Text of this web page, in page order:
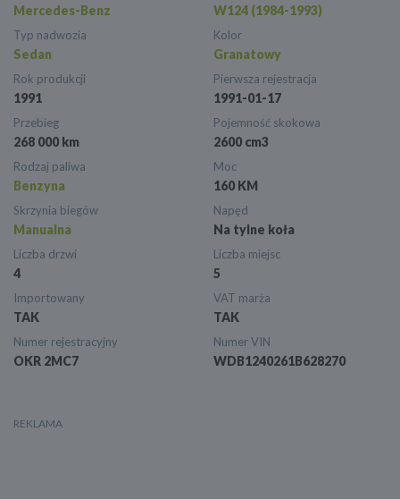
Mercedes-Benz W124 (1984-1993)
Typ nadwozia
Sedan
Kolor
Granatowy
Rok produkcji
1991
Pierwsza rejestracja
1991-01-17
Przebieg
268 000 km
Pojemność skokowa
2600 cm3
Rodzaj paliwa
Benzyna
Moc
160 KM
Skrzynia biegów
Manualna
Napęd
Na tylne koła
Liczba drzwi
4
Liczba miejsc
5
Importowany
TAK
VAT marża
TAK
Numer rejestracyjny
OKR 2MC7
Numer VIN
WDB1240261B628270